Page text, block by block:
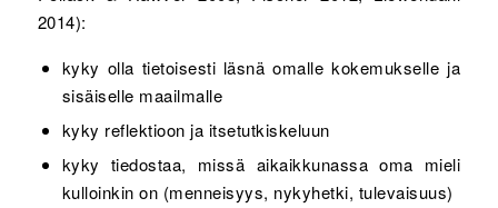
2014):
kyky olla tietoisesti läsnä omalle kokemukselle ja
sisäiselle maailmalle
kyky reflektioon ja itsetutkiskeluun
kyky tiedostaa, missä aikaikkunassa oma mieli
kulloinkin on (menneisyys, nykyhetki, tulevaisuus)